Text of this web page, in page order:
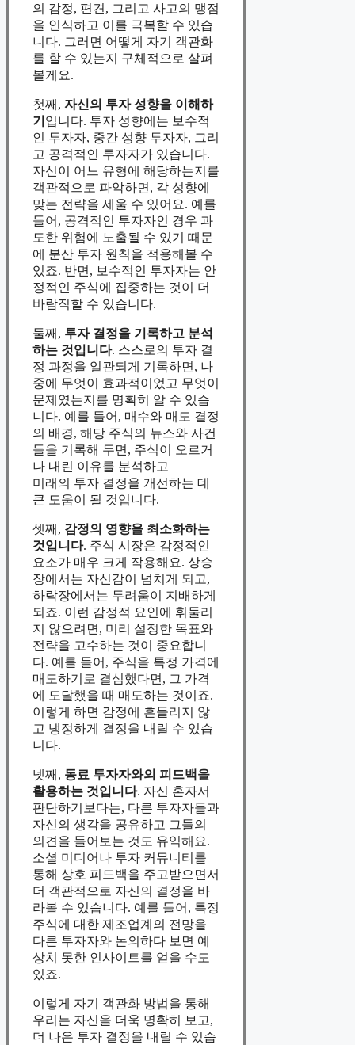
의 감정, 편견, 그리고 사고의 맹점
을 인식하고 이를 극복할 수 있습
니다. 그러면 어떻게 자기 객관화
를 할 수 있는지 구체적으로 살펴
볼게요.
첫째, 자신의 투자 성향을 이해하
기 입니다. 투자 성향에는 보수적
인 투자자, 중간 성향 투자자, 그리
고 공격적인 투자자가 있습니다.
자신이 어느 유형에 해당하는지를
객관적으로 파악하면, 각 성향에
맞는 전략을 세울 수 있어요. 예를
들어, 공격적인 투자자인 경우 과
도한 위험에 노출될 수 있기 때문
에 분산 투자 원칙을 적용해볼 수
있죠. 반면, 보수적인 투자자는 안
정적인 주식에 집중하는 것이 더
바람직할 수 있습니다.
둘째, 투자 결정을 기록하고 분석
하는 것입니다. 스스로의 투자 결
정 과정을 일관되게 기록하면, 나
중에 무엇이 효과적이었고 무엇이
문제였는지를 명확히 알 수 있습
니다. 예를 들어, 매수와 매도 결정
의 배경, 해당 주식의 뉴스와 사건
들을 기록해 두면, 주식이 오르거
나 내린 이유를 분석하고
미래의 투자 결정을 개선하는 데
큰 도움이 될 것입니다.
셋째, 감정의 영향을 최소화하는
것입니다. 주식 시장은 감정적인
요소가 매우 크게 작용해요. 상승
장에서는 자신감이 넘치게 되고,
하락장에서는 두려움이 지배하게
되죠. 이런 감정적 요인에 휘둘리
지 않으려면, 미리 설정한 목표와
전략을 고수하는 것이 중요합니
다. 예를 들어, 주식을 특정 가격에
매도하기로 결심했다면, 그 가격
에 도달했을 때 매도하는 것이죠.
이렇게 하면 감정에 흔들리지 않
고 냉정하게 결정을 내릴 수 있습
니다.
넷째, 동료 투자자와의 피드백을
활용하는 것입니다. 자신 혼자서
판단하기보다는, 다른 투자자들과
자신의 생각을 공유하고 그들의
의견을 들어보는 것도 유익해요.
소셜 미디어나 투자 커뮤니티를
통해 상호 피드백을 주고받으면서
더 객관적으로 자신의 결정을 바
라볼 수 있습니다. 예를 들어, 특정
주식에 대한 제조업계의 전망을
다른 투자자와 논의하다 보면 예
상치 못한 인사이트를 얻을 수도
있죠.
이렇게 자기 객관화 방법을 통해
우리는 자신을 더욱 명확히 보고,
더 나은 투자 결정을 내릴 수 있습